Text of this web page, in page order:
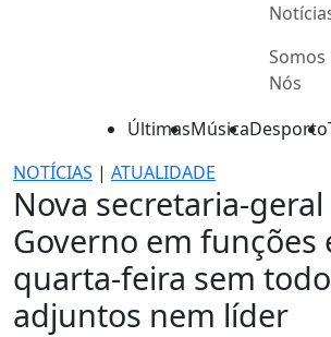
Somos
Nós
ÚltimasMúsicaDesporto
NOTÍCIAS | ATUALIDADE
Nova secretaria-
Governo em funções
quarta-feira sem
adjuntos nem líder